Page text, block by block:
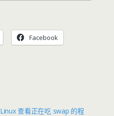
Facebook
Linux 查看正在吃 swap 的程